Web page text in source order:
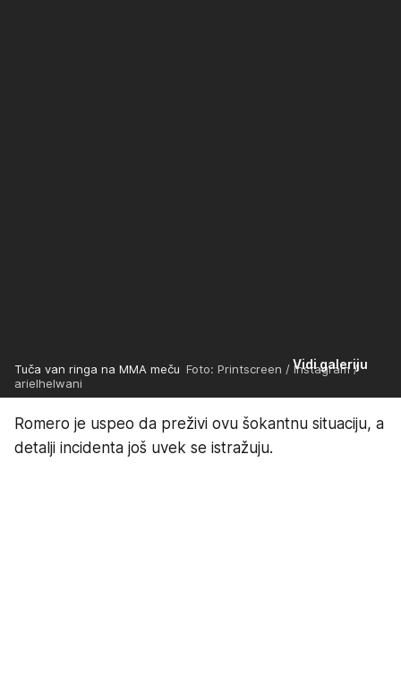
Vidi galeriju
Tuča van ringa na MMA meču Foto: Printscreen / Instagram /
arielhelwani
Romero je uspeo da preživi ovu šokantnu situaciju, a
detalji incidenta još uvek se istražuju.